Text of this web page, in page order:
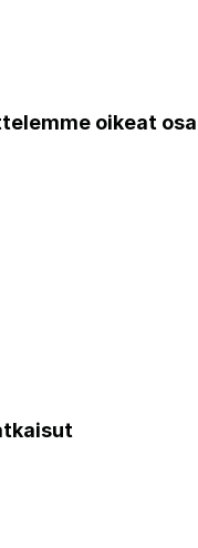
oikeat